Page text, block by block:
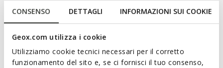
CONSENSO DETTAGLI INFORMAZIONI SUI COOKIE
Geox.com utilizza i cookie
Utilizziamo cookie tecnici necessari per il corretto
funzionamento del sito e, se ci fornisci il tuo consenso,
palette. Norize will elegantly complete day-to-day city looks
ITEM CODE:D564ZD00022C6006
Features